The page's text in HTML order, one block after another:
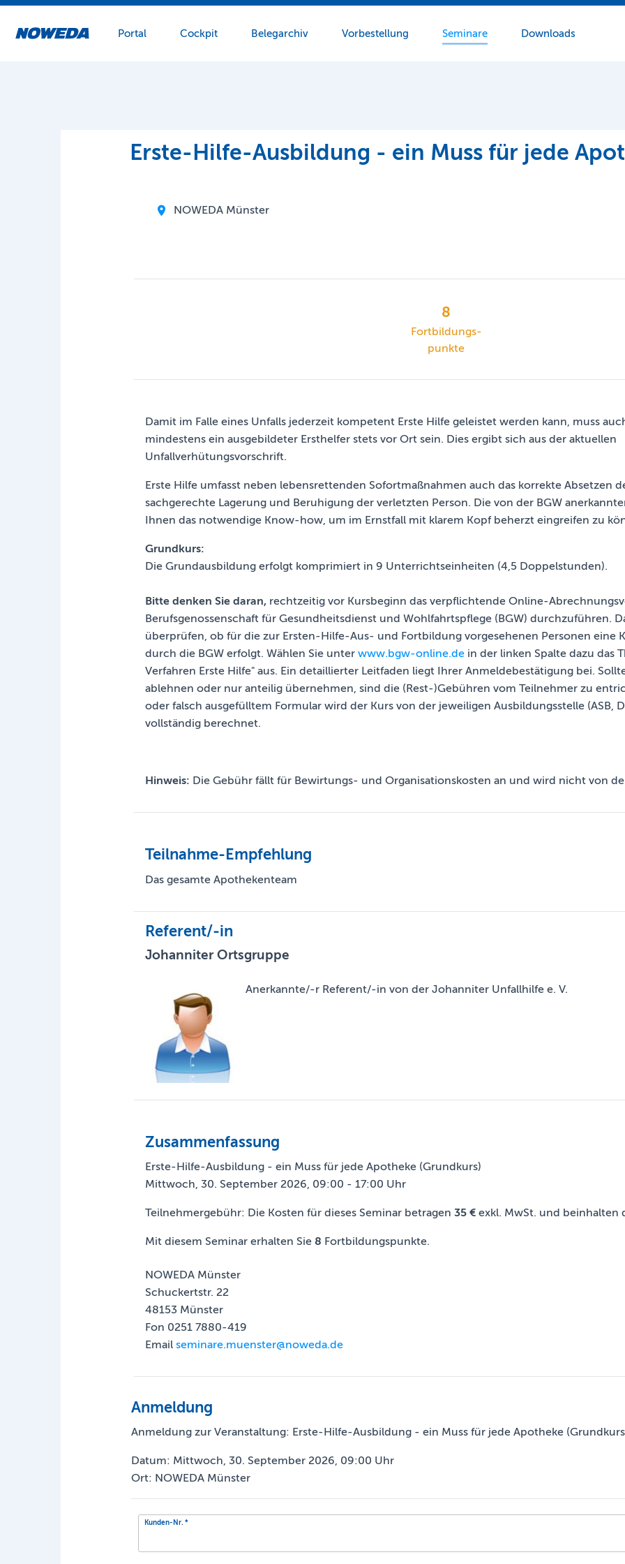
Portal Cockpit Belegarchiv Vorbestellung Seminare Downloads
Erste-Hilfe-Ausbildung - ein Muss für jede
NOWEDA Münster
8
Fortbildungs­
punkte
Damit im Falle eines Unfalls jederzeit kompetent Erste Hilfe geleistet werden kann, muss
mindestens ein ausgebildeter Ersthelfer stets vor Ort sein. Dies ergibt sich aus der aktuellen
Unfallverhütungsvorschrift.
Erste Hilfe umfasst neben lebensrettenden Sofortmaßnahmen auch das korrekte Absetzen
sachgerechte Lagerung und Beruhigung der verletzten Person. Die von der BGW
Ihnen das notwendige Know-how, um im Ernstfall mit klarem Kopf beherzt eingreifen zu
Grundkurs:
Die Grundausbildung erfolgt komprimiert in 9 Unterrichtseinheiten (4,5 Doppelstunden).
Bitte denken Sie daran, rechtzeitig vor Kursbeginn das verpflichtende Online-
Berufsgenossenschaft für Gesundheitsdienst und Wohlfahrtspflege (BGW) durchzuführen.
überprüfen, ob für die zur Ersten-Hilfe-Aus- und Fortbildung vorgesehenen Personen eine
durch die BGW erfolgt. Wählen Sie unterwww.bgw-online.de in der linken Spalte dazu das
Verfahren Erste Hilfe" aus. Ein detaillierter Leitfaden liegt Ihrer Anmeldebestätigung bei.
ablehnen oder nur anteilig übernehmen, sind die (Rest-)Gebühren vom Teilnehmer zu
oder falsch ausgefülltem Formular wird der Kurs von der jeweiligen Ausbildungsstelle (ASB,
vollständig berechnet.
Hinweis: Die Gebühr fällt für Bewirtungs- und Organisationskosten an und wird nicht von
Teilnahme-Empfehlung
Das gesamte Apothekenteam
Referent/-in
Johanniter Ortsgruppe
Anerkannte/-r Referent/-in von der Johanniter Unfallhilfe e. V.
Zusammenfassung
Erste-Hilfe-Ausbildung - ein Muss für jede Apotheke (Grundkurs)
Mittwoch, 30. September 2026, 09:00 - 17:00 Uhr
Teilnehmergebühr: Die Kosten für dieses Seminar betragen35 € exkl. MwSt. und beinhalten
Mit diesem Seminar erhalten Sie8 Fortbildungspunkte.
NOWEDA Münster
Schuckertstr. 22
48153 Münster
Fon 0251 7880-419
Emailseminare.muenster@noweda.de
Anmeldung
Anmeldung zur Veranstaltung: Erste-Hilfe-Ausbildung - ein Muss für jede Apotheke
Datum: Mittwoch, 30. September 2026, 09:00 Uhr
Ort: NOWEDA Münster
Kunden-Nr.